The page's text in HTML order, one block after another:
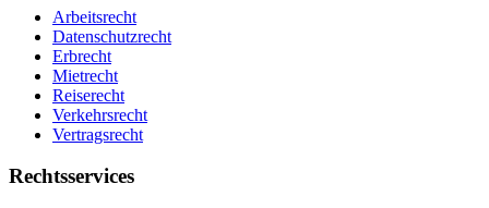
Arbeitsrecht
Datenschutzrecht
Erbrecht
Mietrecht
Reiserecht
Verkehrsrecht
Vertragsrecht
Rechtsservices